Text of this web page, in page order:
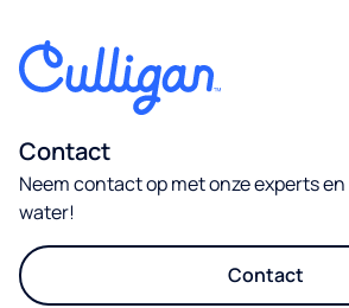
Contact
Neem contact op met onze experts
water!
Contact